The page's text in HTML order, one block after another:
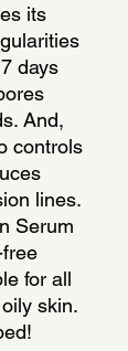
its
days
And,
controls
lines.
Serum
for all
skin.